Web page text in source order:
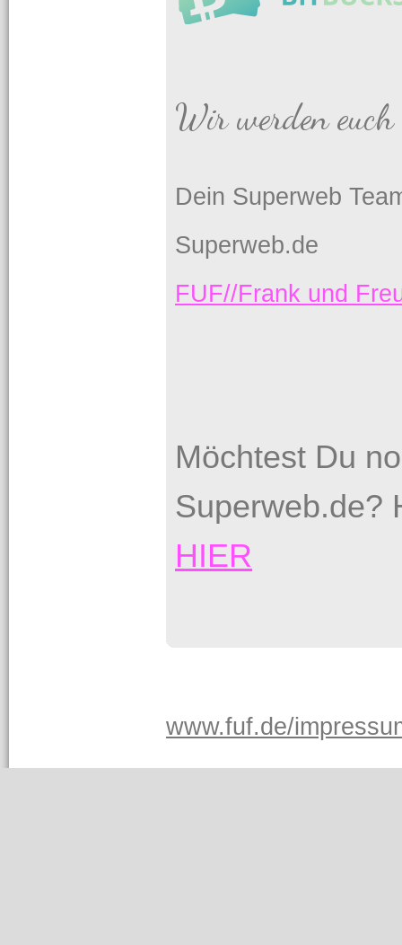
Wir werden
Dein Superweb
Superweb.de
FUF//Frank und
Möchtest Du
Superweb.de?
HIER
www.fuf.de/